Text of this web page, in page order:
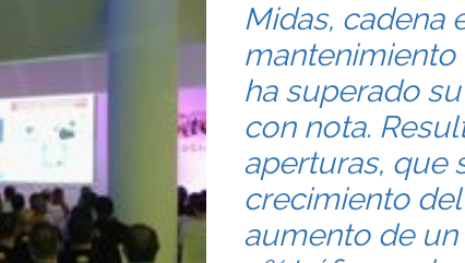
Midas, cadena
ha superado
con nota.
aperturas, que
crecimiento
aumento de un